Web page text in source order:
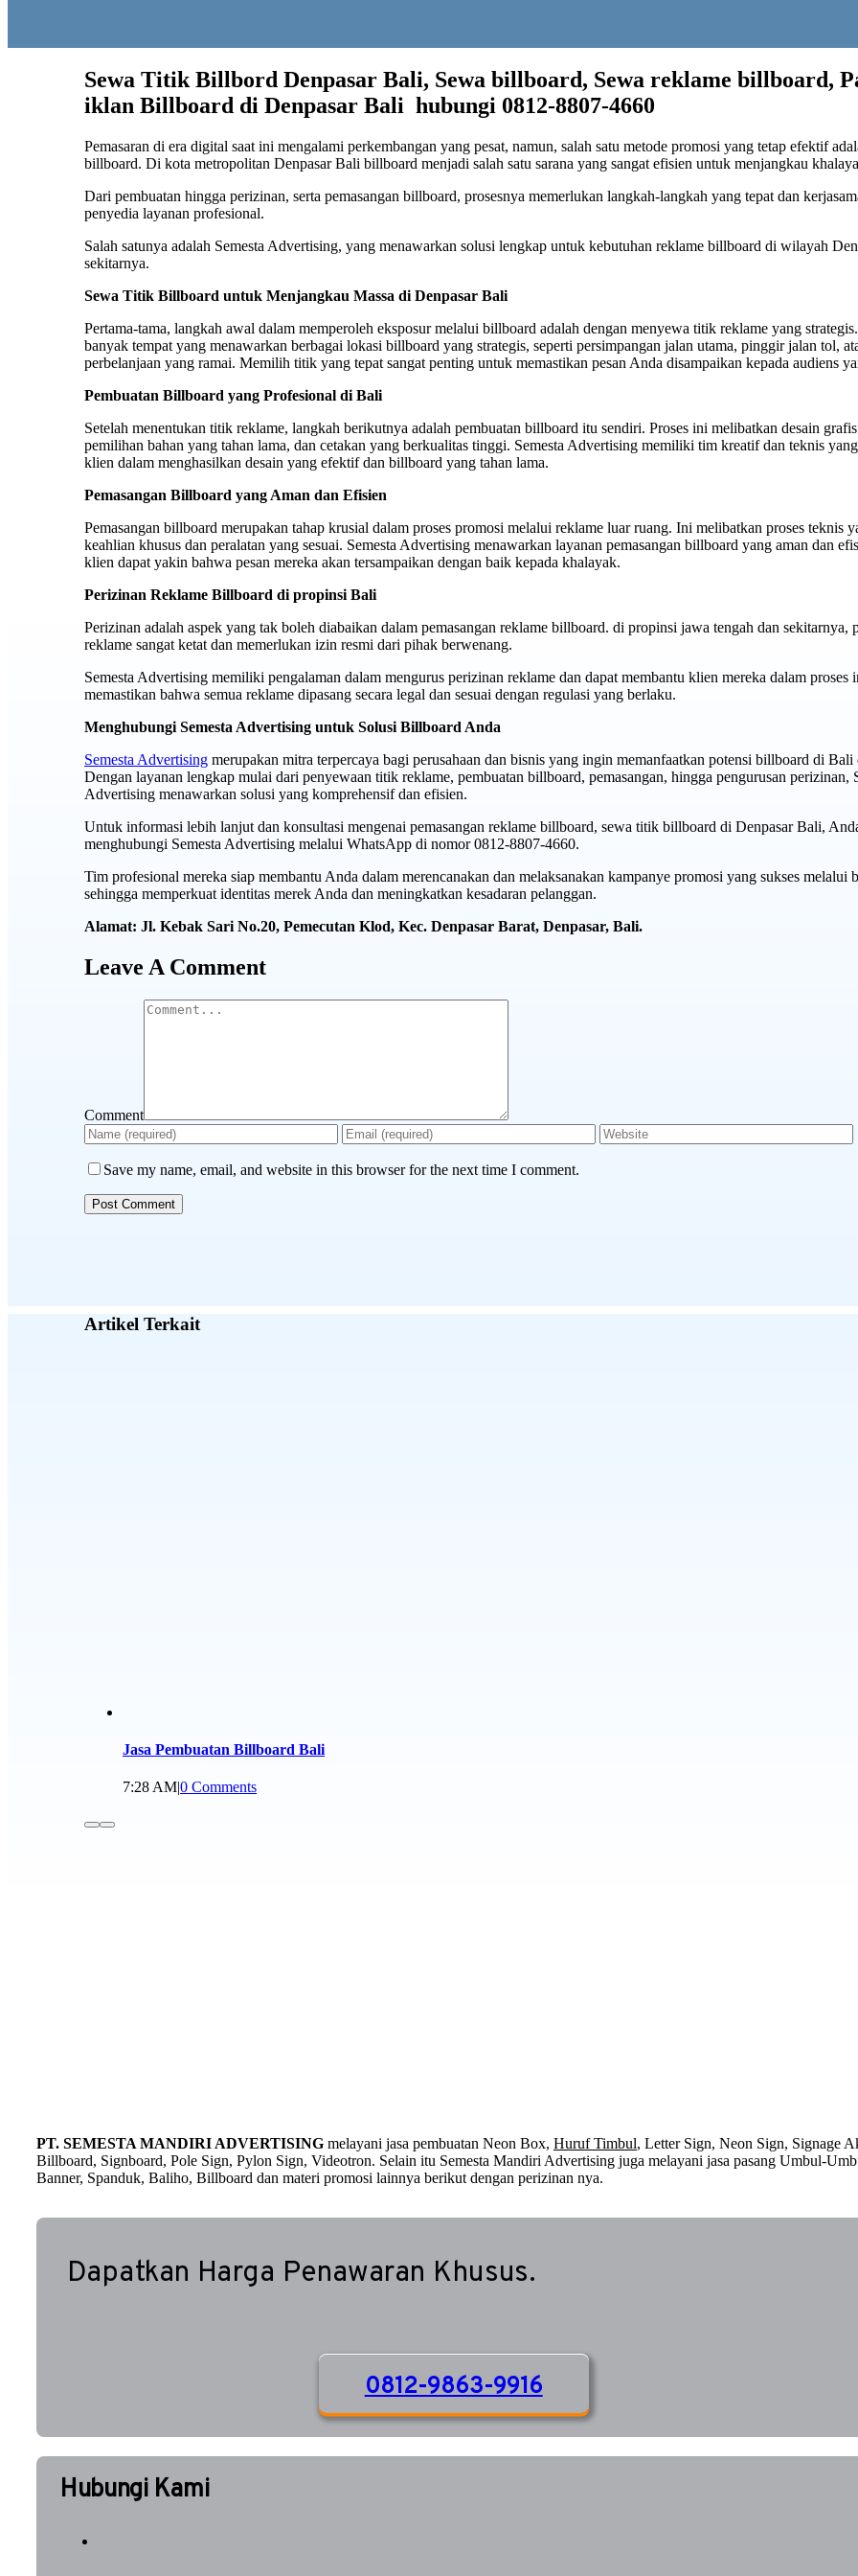
Sewa Titik Billbord Denpasar Bali, Sewa billboard, Sewa reklame billboard,
iklan Billboard di Denpasar Bali hubungi 0812-8807-4660
Pemasaran di era digital saat ini mengalami perkembangan yang pesat, namun, salah satu metode promosi yang tetap efektif
billboard. Di kota metropolitan Denpasar Bali billboard menjadi salah satu sarana yang sangat efisien untuk menjangkau
Dari pembuatan hingga perizinan, serta pemasangan billboard, prosesnya memerlukan langkah-langkah yang tepat dan
penyedia layanan profesional.
Salah satunya adalah Semesta Advertising, yang menawarkan solusi lengkap untuk kebutuhan reklame billboard di wilayah
sekitarnya.
Sewa Titik Billboard untuk Menjangkau Massa di Denpasar Bali
Pertama-tama, langkah awal dalam memperoleh eksposur melalui billboard adalah dengan menyewa titik reklame yang
banyak tempat yang menawarkan berbagai lokasi billboard yang strategis, seperti persimpangan jalan utama, pinggir jalan tol,
perbelanjaan yang ramai. Memilih titik yang tepat sangat penting untuk memastikan pesan Anda disampaikan kepada audiens
Pembuatan Billboard yang Profesional di Bali
Setelah menentukan titik reklame, langkah berikutnya adalah pembuatan billboard itu sendiri. Proses ini melibatkan desain
pemilihan bahan yang tahan lama, dan cetakan yang berkualitas tinggi. Semesta Advertising memiliki tim kreatif dan teknis
klien dalam menghasilkan desain yang efektif dan billboard yang tahan lama.
Pemasangan Billboard yang Aman dan Efisien
Pemasangan billboard merupakan tahap krusial dalam proses promosi melalui reklame luar ruang. Ini melibatkan proses teknis
keahlian khusus dan peralatan yang sesuai. Semesta Advertising menawarkan layanan pemasangan billboard yang aman dan
klien dapat yakin bahwa pesan mereka akan tersampaikan dengan baik kepada khalayak.
Perizinan Reklame Billboard di propinsi Bali
Perizinan adalah aspek yang tak boleh diabaikan dalam pemasangan reklame billboard. di propinsi jawa tengah dan sekitarnya,
reklame sangat ketat dan memerlukan izin resmi dari pihak berwenang.
Semesta Advertising memiliki pengalaman dalam mengurus perizinan reklame dan dapat membantu klien mereka dalam proses
memastikan bahwa semua reklame dipasang secara legal dan sesuai dengan regulasi yang berlaku.
Menghubungi Semesta Advertising untuk Solusi Billboard Anda
Semesta Advertising merupakan mitra terpercaya bagi perusahaan dan bisnis yang ingin memanfaatkan potensi billboard di Bali
Dengan layanan lengkap mulai dari penyewaan titik reklame, pembuatan billboard, pemasangan, hingga pengurusan perizinan,
Advertising menawarkan solusi yang komprehensif dan efisien.
Untuk informasi lebih lanjut dan konsultasi mengenai pemasangan reklame billboard, sewa titik billboard di Denpasar Bali,
menghubungi Semesta Advertising melalui WhatsApp di nomor 0812-8807-4660.
Tim profesional mereka siap membantu Anda dalam merencanakan dan melaksanakan kampanye promosi yang sukses melalui
sehingga memperkuat identitas merek Anda dan meningkatkan kesadaran pelanggan.
Alamat: Jl. Kebak Sari No.20, Pemecutan Klod, Kec. Denpasar Barat, Denpasar, Bali.
Leave A Comment
Comment
Save my name, email, and website in this browser for the next time I comment.
Artikel Terkait
Jasa Pembuatan Billboard Bali
7:28 AM|0 Comments
PT. SEMESTA MANDIRI ADVERTISINGmelayani jasa pembuatan Neon Box, Huruf Timbul, Letter Sign, Neon Sign, Signage
Billboard, Signboard, Pole Sign, Pylon Sign, Videotron. Selain itu Semesta Mandiri Advertising juga melayani jasa pasang Umbul-
Banner, Spanduk, Baliho, Billboard dan materi promosi lainnya berikut dengan perizinan nya.
Dapatkan Harga Penawaran Khusus.
0812-9863-9916
Hubungi Kami